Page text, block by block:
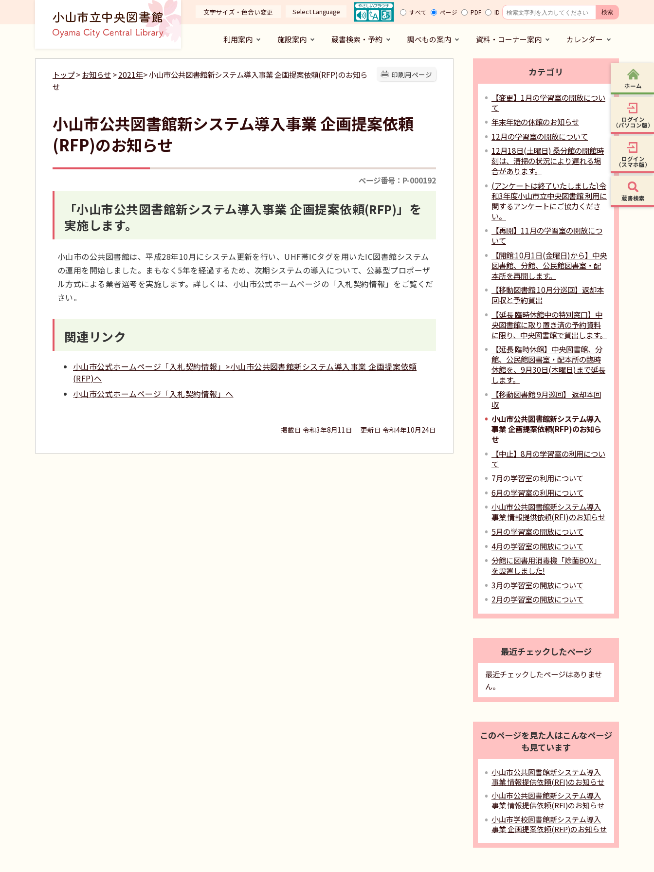
文字サイズ・色合い変更 Select Language すべて ページ PDF ID
利用案内 施設案内 蔵書検索・予約 調べもの案内 資料・コーナー案内 カレンダー
印刷用ページ
トップ>お知らせ>2021年> 小山市公共図書館新システム導入事業 企画提案依頼(RFP)のお知ら
せ
小山市公共図書館新システム導入事業 企画提案依頼
(RFP)のお知らせ
ページ番号：P-000192
「小山市公共図書館新システム導入事業 企画提案依頼(RFP)」を
実施します。
小山市の公共図書館は、平成28年10月にシステム更新を行い、UHF帯ICタグを用いたIC図書館システム
の運用を開始しました。まもなく5年を経過するため、次期システムの導入について、公募型プロポーザ
ル方式による業者選考を実施します。詳しくは、小山市公式ホームページの「入札契約情報」をご覧くだ
さい。
関連リンク
小山市公式ホームページ「入札契約情報」>小山市公共図書館新システム導入事業 企画提案依頼
(RFP)へ
小山市公式ホームページ「入札契約情報」へ
掲載日 令和3年8月11日 更新日 令和4年10月24日
カテゴリ
【変更】1月の学習室の開放につい
て
年末年始の休館のお知らせ
12月の学習室の開放について
12月18日(土曜日) 桑分館の開館時
刻は、清掃の状況により遅れる場
合があります。
(アンケートは終了いたしました)令
和3年度小山市立中央図書館 利用に
関するアンケートにご協力くださ
い。
【再開】11月の学習室の開放につ
いて
【開館:10月1日(金曜日)から】中央
図書館、分館、公民館図書室・配
本所を再開します。
【移動図書館:10月分巡回】返却本
回収と予約貸出
【延長 臨時休館中の特別窓口】中
央図書館に取り置き済の予約資料
に限り、中央図書館で貸出します。
【延長 臨時休館】中央図書館、分
館、公民館図書室・配本所の臨時
休館を、9月30日(木曜日)まで延長
します。
【移動図書館:9月巡回】 返却本回
収
小山市公共図書館新システム導入
事業 企画提案依頼(RFP)のお知ら
せ
【中止】8月の学習室の利用につい
て
7月の学習室の利用について
6月の学習室の利用について
小山市公共図書館新システム導入
事業 情報提供依頼(RFI)のお知らせ
5月の学習室の開放について
4月の学習室の開放について
分館に図書用消毒機「除菌BOX」
を設置しました!
3月の学習室の開放について
2月の学習室の開放について
最近チェックしたページ
最近チェックしたページはありませ
ん。
このページを見た人はこんなページ
も見ています
小山市公共図書館新システム導入
事業 情報提供依頼(RFI)のお知らせ
小山市公共図書館新システム導入
事業 情報提供依頼(RFI)のお知らせ
小山市学校図書館新システム導入
事業 企画提案依頼(RFP)のお知らせ
ホーム
ログイン
（パソコン版）
ログイン
（スマホ版）
蔵書検索